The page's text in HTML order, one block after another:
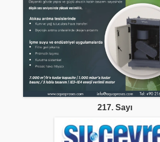
217. Sayı